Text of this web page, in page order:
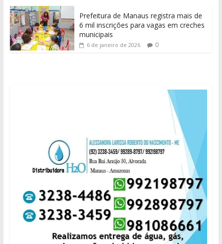
Prefeitura de Manaus registra mais de
6 mil inscrições para vagas em creches
municipais
6 de janeiro de 2026 0